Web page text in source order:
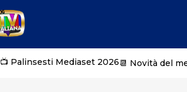
📺 Palinsesti Mediaset 2026📆 Novità del